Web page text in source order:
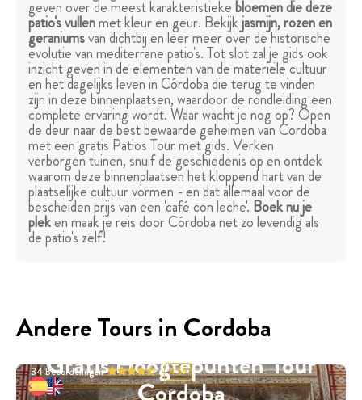
geven over de meest karakteristiekebloemen die deze
patio's vullenmet kleur en geur. Bekijkjasmijn, rozen en
geraniumsvan dichtbij en leer meer over de historische
evolutie van mediterrane patio's. Tot slot zal je gids ook
inzicht geven in de elementen van de materiële cultuur
en het dagelijks leven in Córdoba die terug te vinden
zijn in deze binnenplaatsen, waardoor de rondleiding een
complete ervaring wordt. Waar wacht je nog op? Open
de deur naar de best bewaarde geheimen van Cordoba
met een gratis Patios Tour met gids. Verken
verborgen tuinen, snuif de geschiedenis op en ontdek
waarom deze binnenplaatsen het kloppend hart van de
plaatselijke cultuur vormen - en dat allemaal voor de
bescheiden prijs van een 'café con leche'. Boek nu je
pleken maak je reis door Córdoba net zo levendig als
de patio's zelf!
Andere Tours in Cordoba
Gratis Hoogtepunten Tour
34Beoordelingen 4.59